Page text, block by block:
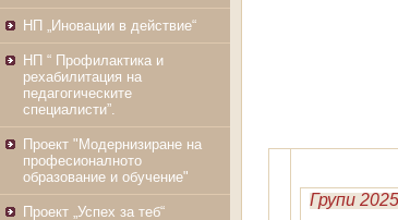
НП „Иновации в действие“
НП “ Профилактика и
рехабилитация на
педагогическите
специалисти”.
Проект "Модернизиране на
професионалното
образование и обучение"
Проект „Успех за теб“
Групи